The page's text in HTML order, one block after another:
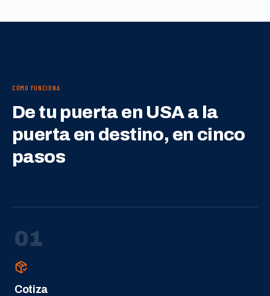
CÓMO FUNCIONA
De tu puerta en USA a la
puerta en destino, en cinco
pasos
01
Cotiza